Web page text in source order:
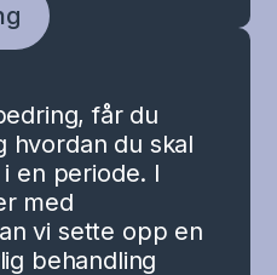
får du
du skal
en periode. I
med
vi sette opp en
behandling